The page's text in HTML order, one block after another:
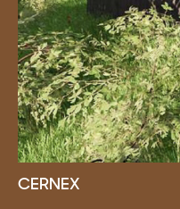
CERNEX